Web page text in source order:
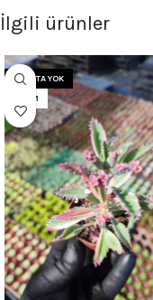
İlgili ürünler
STOKTA YOK
5.5CM